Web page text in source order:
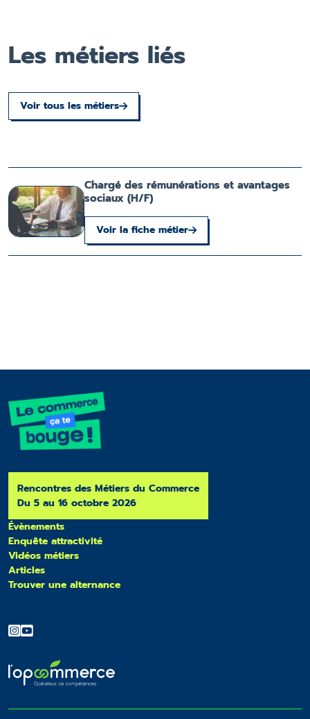
Les métiers liés
Voir tous les métiers
Chargé des rémunérations et avantages
sociaux (H/F)
Voir la fiche métier
Rencontres des Métiers du Commerce
Du 5 au 16 octobre 2026
Évènements
Enquête attractivité
Vidéos métiers
Articles
Trouver une alternance